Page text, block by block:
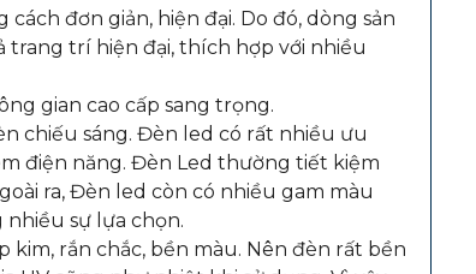
đơn giản, hiện đại. Do đó, dòng sản
trang trí hiện đại, thích hợp với nhiều
gian cao cấp sang trọng.
chiếu sáng. Đèn led có rất nhiều ưu
điện năng. Đèn Led thường tiết kiệm
ra, Đèn led còn có nhiều gam màu
sự lựa chọn.
kim, rắn chắc, bền màu. Nên đèn rất bền